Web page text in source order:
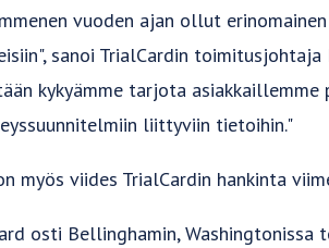
vuoden ajan ollut
sanoi TrialCardin toimitusjohtaja
kykyämme tarjota
liittyviin tietoihin."
myös viides TrialCardin hankinta
osti Bellinghamin,